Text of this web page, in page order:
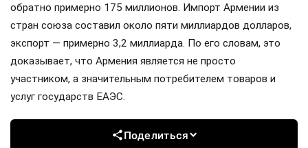
обратно примерно 175 миллионов. Импорт Армении из
стран союза составил около пяти миллиардов долларов,
экспорт — примерно 3,2 миллиарда. По его словам, это
доказывает, что Армения является не просто
участником, а значительным потребителем товаров и
услуг государств ЕАЭС.
Поделиться